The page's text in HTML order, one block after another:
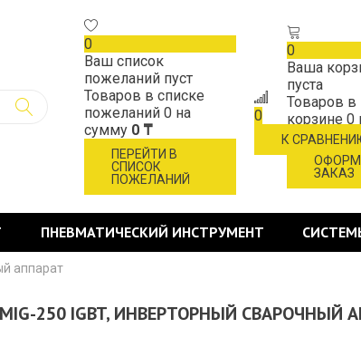
0
Ваш список
пожеланий пуст
Товаров в списке
пожеланий 0 на
сумму 0 ₸
ПЕРЕЙТИ В
СПИСОК
ПОЖЕЛАНИЙ
0
К
0
Ваша
пуста
Товаров в
корзине 0
сумму0 ₸
ЗАКАЗ
ПНЕВМАТИЧЕСКИЙ ИНСТРУМЕНТ
аппарат
MIG-250 IGBT, ИНВЕРТОРНЫЙ СВАРОЧНЫЙ